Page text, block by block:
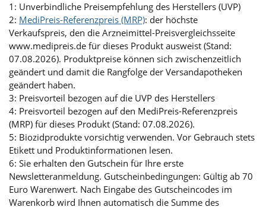
1: Unverbindliche Preisempfehlung des Herstellers (UVP)
2: MediPreis-Referenzpreis (MRP): der höchste
Verkaufspreis, den die Arzneimittel-Preisvergleichsseite
www.medipreis.de für dieses Produkt ausweist (Stand:
07.08.2026). Produktpreise können sich zwischenzeitlich
geändert und damit die Rangfolge der Versandapotheken
geändert haben.
3: Preisvorteil bezogen auf die UVP des Herstellers
4: Preisvorteil bezogen auf den MediPreis-Referenzpreis
(MRP) für dieses Produkt (Stand: 07.08.2026).
5: Biozidprodukte vorsichtig verwenden. Vor Gebrauch stets
Etikett und Produktinformationen lesen.
6: Sie erhalten den Gutschein für Ihre erste
Newsletteranmeldung. Gutscheinbedingungen: Gültig ab 70
Euro Warenwert. Nach Eingabe des Gutscheincodes im
Warenkorb wird Ihnen automatisch die Summe des